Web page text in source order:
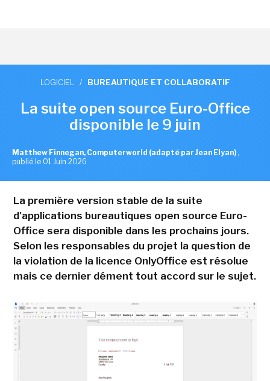
LOGICIEL / BUREAUTIQUE ET COLLABORATIF
La suite open source Euro-Office
disponible le 9 juin
Matthew Finnegan, Computerworld (adapté par Jean Elyan) ,
publié le 01 Juin 2026
La première version stable de la suite
d'applications bureautiques open source Euro-
Office sera disponible dans les prochains jours.
Selon les responsables du projet la question de
la violation de la licence OnlyOffice est résolue
mais ce dernier dément tout accord sur le sujet.